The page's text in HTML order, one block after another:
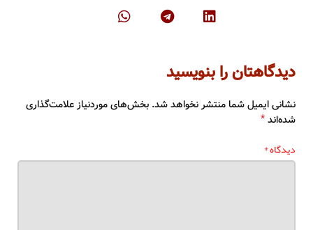
دیدگاهتان را بنویسید
نشانی ایمیل شما منتشر نخواهد شد. بخش‌های موردنیاز علامت‌گذاری
شده‌اند*
دیدگاه*